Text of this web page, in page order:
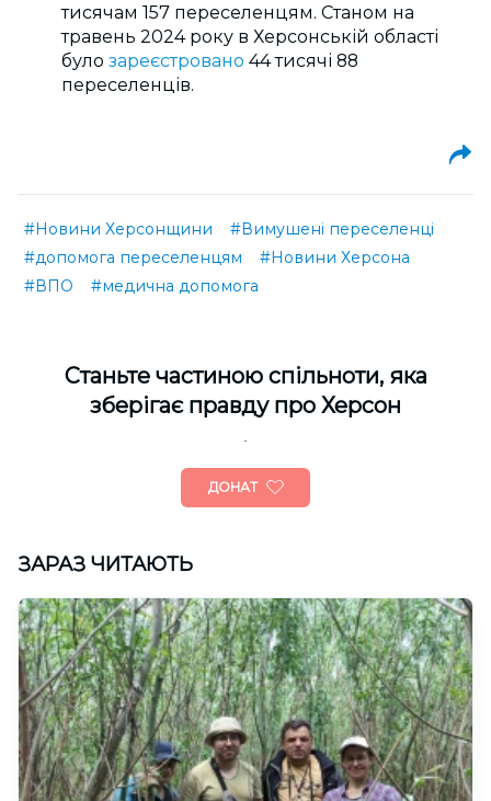
тисячам 157 переселенцям. Станом на
травень 2024 року в Херсонській області
було зареєстровано 44 тисячі 88
переселенців.
#Новини Херсонщини
#Вимушені переселенці
#допомога переселенцям
#Новини Херсона
#ВПО
#медична допомога
Cтаньте частиною спільноти, яка
зберігає правду про Херсон
ДОНАТ
ЗАРАЗ ЧИТАЮТЬ